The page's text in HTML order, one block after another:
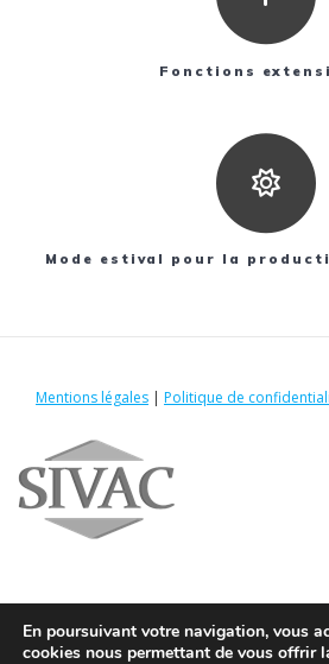
Fonctions
Mode estival pour la
Mentions légales | Politique de
90150
En poursuivant votre navigation, vous
cookies nous permettant de vous offrir